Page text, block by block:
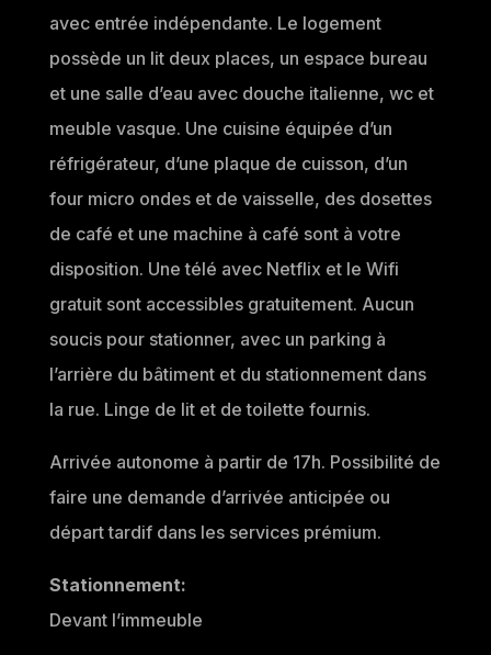
avec entrée indépendante. Le logement
possède un lit deux places, un espace bureau
et une salle d’eau avec douche italienne, wc et
meuble vasque. Une cuisine équipée d’un
réfrigérateur, d’une plaque de cuisson, d’un
four micro ondes et de vaisselle, des dosettes
de café et une machine à café sont à votre
disposition. Une télé avec Netflix et le Wifi
gratuit sont accessibles gratuitement. Aucun
soucis pour stationner, avec un parking à
l’arrière du bâtiment et du stationnement dans
la rue. Linge de lit et de toilette fournis.
Arrivée autonome à partir de 17h. Possibilité de
faire une demande d’arrivée anticipée ou
départ tardif dans les services prémium.
Stationnement:
Devant l’immeuble